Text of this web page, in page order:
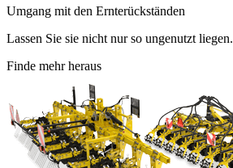
Umgang mit den Ernterückständen
Lassen Sie sie nicht nur so ungenutzt liegen.
Finde mehr heraus